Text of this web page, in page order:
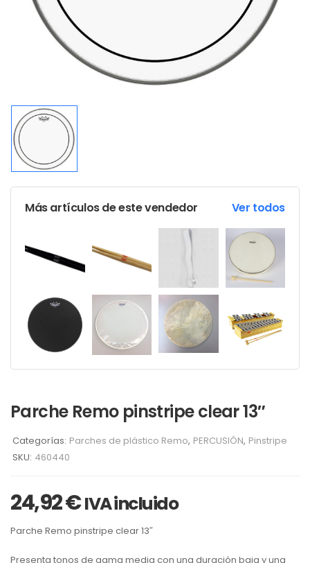
Más artículos de este vendedor Ver todos
Parche Remo pinstripe clear 13″
Categorías: Parches de plástico Remo, PERCUSIÓN, Pinstripe
SKU: 460440
24,92€IVA incluido
Parche Remo pinstripe clear 13″
Presenta tonos de gama media con una duración baja y una